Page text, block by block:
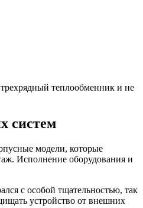
теплообменник и не
систем
модели, которые
Исполнение оборудования и
с особой тщательностью, так
устройство от внешних